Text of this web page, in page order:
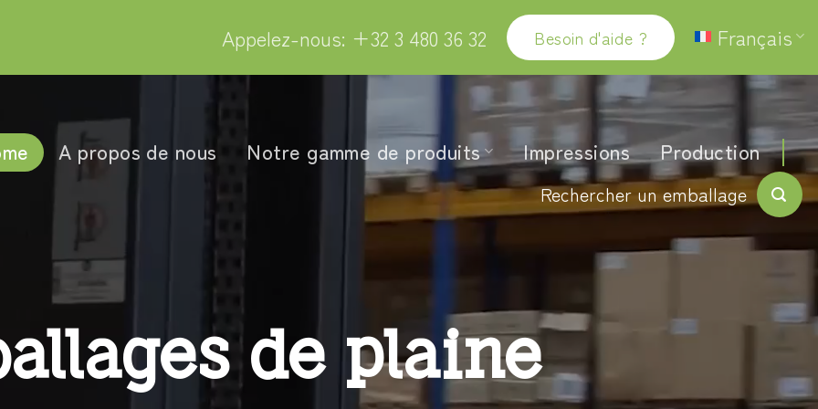
Appelez-nous: +32 3 480 36 32 Besoin d'aide ? Français
A propos de nous Notre gamme de produits Impressions Production
Rechercher un emballage
de plaine